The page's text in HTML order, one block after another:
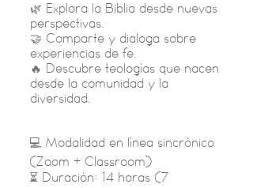
🌿 Explora la Biblia desde nuevas
perspectivas.
🤝 Comparte y dialoga sobre
experiencias de fe.
🔥 Descubre teologías que nacen
desde la comunidad y la
diversidad.​​
💻 Modalidad en línea sincrónico
(Zoom + Classroom)
⏳ Duración: 14 horas (7